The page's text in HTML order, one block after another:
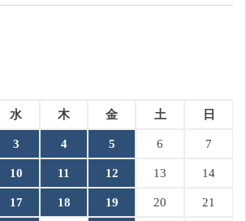
水 木 金 土 日
3 4 5 6 7
10 11 12 13 14
17 18 19 20 21